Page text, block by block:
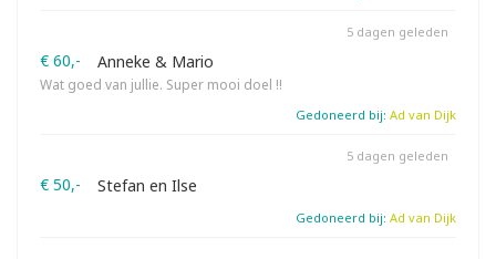
€ 60,- Anneke & Mario
Wat goed van jullie. Super mooi doel !!
5 dagen geleden
Gedoneerd bij: Ad van Dijk
€ 50,- Stefan en Ilse
5 dagen geleden
Gedoneerd bij: Ad van Dijk